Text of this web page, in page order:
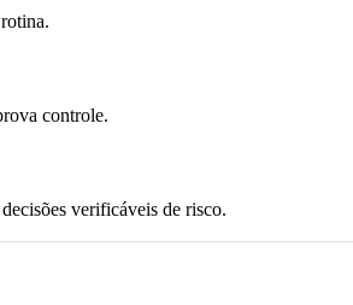
controle.
verificáveis de risco.